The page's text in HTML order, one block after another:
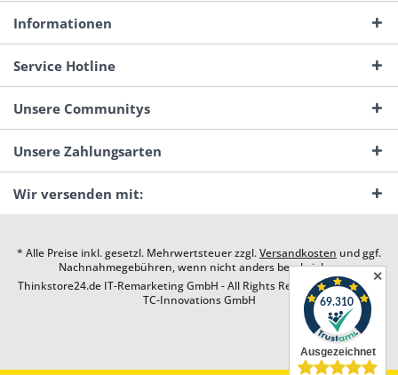
Informationen
Service Hotline
Unsere Communitys
Unsere Zahlungsarten
Wir versenden mit:
* Alle Preise inkl. gesetzl. Mehrwertsteuer zzgl.Versandkosten und ggf.
Nachnahmegebühren, wenn nicht anders beschrieben
Thinkstore24.de IT-Remarketing GmbH - All Rights Reserved. Design by
TC-Innovations GmbH
✕